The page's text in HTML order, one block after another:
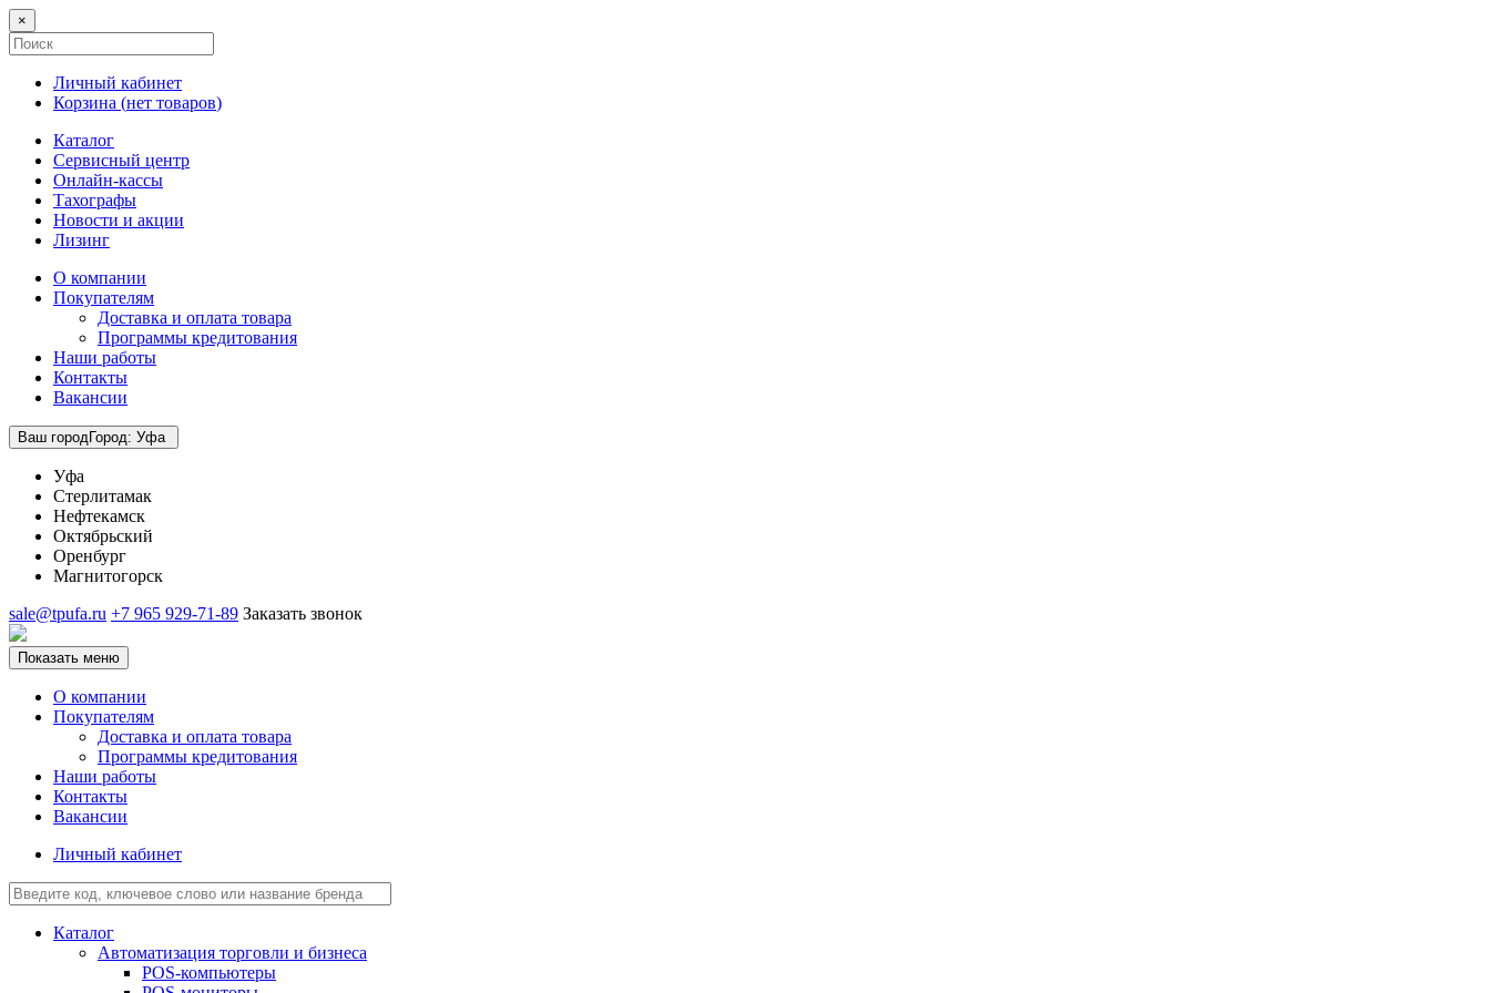
×
Личный кабинет
Корзина (нет товаров)
Каталог
Сервисный центр
Онлайн-кассы
Тахографы
Новости и акции
Лизинг
О компании
Покупателям
Доставка и оплата товара
Программы кредитования
Наши работы
Контакты
Вакансии
Ваш городГород: Уфа
Уфа
Стерлитамак
Нефтекамск
Октябрьский
Оренбург
Магнитогорск
sale@tpufa.ru +7 965 929-71-89 Заказать звонок
Показать меню
О компании
Покупателям
Доставка и оплата товара
Программы кредитования
Наши работы
Контакты
Вакансии
Личный кабинет
Каталог
Автоматизация торговли и бизнеса
POS-компьютеры